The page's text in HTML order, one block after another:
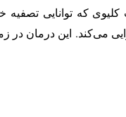
که توانایی
می‌کند. این درمان